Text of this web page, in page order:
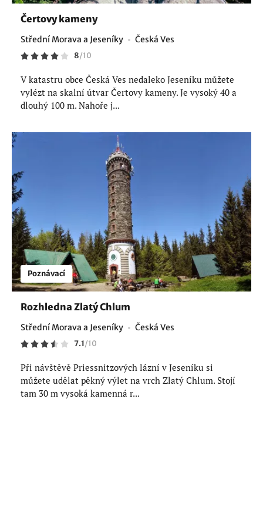
Čertovy kameny
Střední Morava a Jeseníky Česká Ves
8/10
V katastru obce Česká Ves nedaleko Jeseníku můžete
vylézt na skalní útvar Čertovy kameny. Je vysoký 40 a
dlouhý 100 m. Nahoře j...
Poznávací
Rozhledna Zlatý Chlum
Střední Morava a Jeseníky Česká Ves
7.1/10
Při návštěvě Priessnitzových lázní v Jeseníku si
můžete udělat pěkný výlet na vrch Zlatý Chlum. Stojí
tam 30 m vysoká kamenná r...